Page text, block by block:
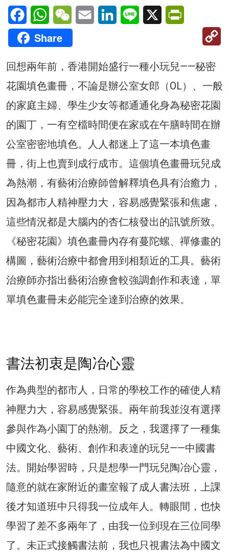
FacebookWhatsAppWeChatEmail LinkedInLine X
Share
回想兩年前，香港開始盛行一種小玩兒——秘密
花園填色畫冊，不論是辦公室女郎（OL）、一般
的家庭主婦、學生少女等都通通化身為秘密花園
的園丁，一有空檔時間便在家或在午膳時間在辦
公室密密地填色。人人都迷上了這一本填色畫
冊，街上也賣到成行成市。這個填色畫冊玩兒成
為熱潮，有藝術治療師曾解釋填色具有治癒力，
因為都市人精神壓力大，容易感覺緊張和焦慮，
這些情況都是大腦內的杏仁核發出的訊號所致。
《秘密花園》填色畫冊內存有蔓陀螺、禪修畫的
構圖，藝術治療中都會用到相類近的工具。藝術
治療師亦指出藝術治療會較強調創作和表達，單
單填色畫冊未必能完全達到治療的效果。
書法初衷是陶冶心靈
作為典型的都市人，日常的學校工作的確使人精
神壓力大，容易感覺緊張。兩年前我並沒有選擇
參與作為小園丁的熱潮。反之，我選擇了一種集
中國文化、藝術、創作和表達的玩兒——中國書
法。開始學習時，只是想學一門玩兒陶冶心靈，
隨意的就在家附近的畫室報了成人書法班，上課
後才知道班中只得我一位成年人。轉眼間，也快
學習了差不多兩年了，由我一位到現在三位同學
了。未正式接觸書法前，我也只視書法為中國文